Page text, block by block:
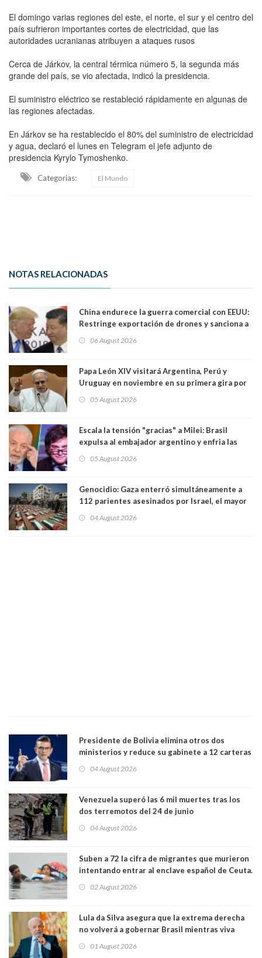
El domingo varias regiones del este, el norte, el sur y el centro del
país sufrieron importantes cortes de electricidad, que las
autoridades ucranianas atribuyen a ataques rusos
Cerca de Járkov, la central térmica número 5, la segunda más
grande del país, se vio afectada, indicó la presidencia.
El suministro eléctrico se restableció rápidamente en algunas de
las regiones afectadas.
En Járkov se ha restablecido el 80% del suministro de electricidad
y agua, declaró el lunes en Telegram el jefe adjunto de
presidencia Kyrylo Tymoshenko.
Categorias: El Mundo
NOTAS RELACIONADAS
China endurece la guerra comercial con EEUU:
Restringe exportación de drones y sanciona a
06 August 2026
Papa León XIV visitará Argentina, Perú y
Uruguay en noviembre en su primera gira por
05 August 2026
Escala la tensión "gracias" a Milei: Brasil
expulsa al embajador argentino y enfria las
trasandino
05 August 2026
Genocidio: Gaza enterró simultáneamente a
112 parientes asesinados por Israel, el mayor
muertos figuran 44 niños y nueve ancianos
04 August 2026
Presidente de Bolivia elimina otros dos
ministerios y reduce su gabinete a 12 carteras
04 August 2026
Venezuela superó las 6 mil muertes tras los
dos terremotos del 24 de junio
04 August 2026
Suben a 72 la cifra de migrantes que murieron
intentando entrar al enclave español de Ceuta.
02 August 2026
Lula da Silva asegura que la extrema derecha
no volverá a gobernar Brasil mientras viva
01 August 2026